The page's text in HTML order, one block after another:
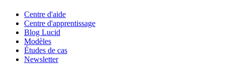
Centre d'aide
Centre d'apprentissage
Blog Lucid
Modèles
Études de cas
Newsletter